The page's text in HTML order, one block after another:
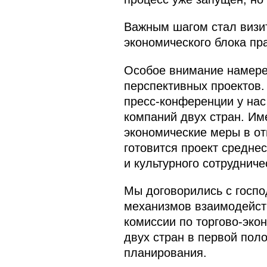
Важным шагом стал
экономического блока
Особое внимание
перспективных
пресс-конференции у
компаний двух стран.
экономические меры в
готовится проект
и культурного
Мы договорились с
механизмов
комиссии по торгово-
двух стран в первой
планирования.